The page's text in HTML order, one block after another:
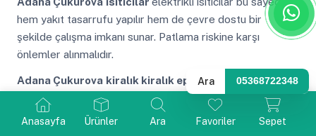
Anasayfa Ürünler Ara Favoriler Sepet
hem yakıt tasarrufu yapılır hem de çevre dostu bir
şekilde çalışma imkanı sunar. Patlama riskine karşı
önlemler alınmalıdır.
Adana Çukurova kiralık kiralık epoksi kurutma
makinesi kiralama
mazotlu ısıtıcı ısımak mazotlu ısıtıcı
kiralama hizmetimizden faydalanarak ihtiyacınıza uygun
Ara 05368722348